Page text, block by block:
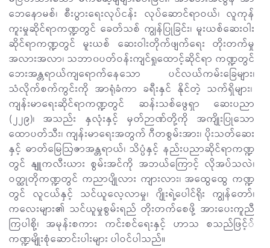
ဘေနောမစ်၊ စီးပွားရေးလုပ်ငန်း လုပ်ဆောင်ရာဝယ်၊ လူကုန်
ကူးမှုဆိုင်ရာကဏ္ဍတွင် ခေတ်သစ် ကျွန်ပြုခြင်း၊ မူးယစ်ဆေးဝါး
ဆိုင်ရာကဏ္ဍတွင် မူးယစ် ဆေးဝါးတိုက်ဖျက်ရေး တိုးတက်မှု
အလားအလာ၊ သဘာ၀ပတ်ဝန်းကျင်ရှုထောင့်ဆိုင်ရာ ကဏ္ဍတွင်
‌ဘေးအန္တရာယ်ကျရောက်နေသော ပင်လယ်ကမ်းခြေများ၊
သံလိုက်စက်ကွင်းကို အာရုံခံကာ ခရီးနှင် နိုင်တဲ့ သက်ရှိများ၊
ကျန်းမာရေးဆိုင်ရာကဏ္ဍတွင် ဆန်းသစ်ဖွေရှာ ဆေးပညာ
(၂၂၉)၊ အသည်း နှလုံးနှင့် မှတ်ဉာဏ်တို့ကို အကျိုးပြုသော
ထောပတ်သီး၊ ကျန်းမာရေးအတွက် ဂီတစွမ်းအား၊ ပိုးသတ်ဆေး
နှင့် ဓာတ်မြေဩဇာအန္တရာယ်၊ သိပ္ပံနှင့် နည်းပညာဆိုင်ရာကဏ္ဍ
တွင် နျူကလီးယား စွမ်းအင်ကို အဘယ်ကြောင့် လိုအပ်သလဲ၊
ဝတ္ထုတိုကဏ္ဍတွင် ကညာပျိုလား ကျားလား၊ အထွေထွေ ကဏ္ဍ
တွင် လူငယ်နှင့် သင်ယူလေ့လာမှု၊ ဂျိုးရဲ့ပေါင်ရိုး ကျွန်တော်၊
ကလေးများ၏ သင်ယူမှုစွမ်းရည် တိုးတက်စေဖို့ အားပေးကူညီ
ကြပါစို့၊ အမုန်းစကား ကင်းစင်ရေးနှင့် ဟာသ စသည်ဖြင့််
ကဏ္ဍမျိုးစုံဆောင်းပါးများ ပါဝင်ပါသည်။